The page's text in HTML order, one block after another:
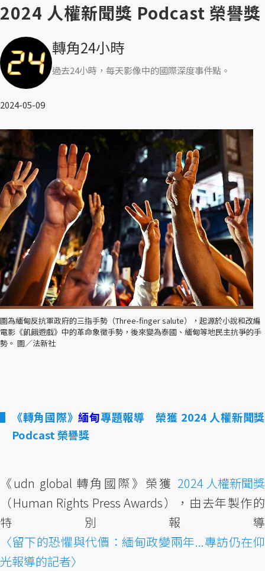
2024 人權新聞獎 Podcast 榮譽獎
轉角24小時
過去24小時，每天影像中的國際深度事件點。
2024-05-09
圖為緬甸反抗軍政府的三指手勢（Three-finger salute），起源於小說和改編
電影《飢餓遊戲》中的革命象徵手勢，後來變為泰國、緬甸等地民主抗爭的手
勢。 圖／法新社
《轉角國際》緬甸專題報導 榮獲 2024 人權新聞獎
Podcast 榮譽獎
《udn global 轉角國際》榮獲 2024 人權新聞獎
（Human Rights Press Awards），由去年製作的
特別報導
〈留下的恐懼與代價：緬甸政變兩年...專訪仍在仰
光報導的記者〉